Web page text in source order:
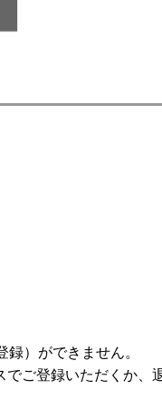
）ができません。
ご登録いただくか、